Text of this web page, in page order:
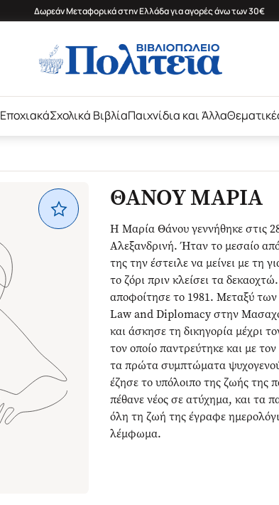
Δωρεάν Μεταφορικά στην Ελλάδα για αγορές άνω των 30€
ΕποχιακάΣχολικά ΒιβλίαΠαιχνίδια και Άλλα
ΘΑΝΟΥ ΜΑΡΙΑ
Η Μαρία Θάνου γεννήθηκε στις
Αλεξανδρινή. Ήταν το μεσαίο
της την έστειλε να μείνει με τη
το ζόρι πριν κλείσει τα
αποφοίτησε το 1981. Μεταξύ
Law and Diplomacy στην
και άσκησε τη δικηγορία μέχρι
τον οποίο παντρεύτηκε και με
τα πρώτα συμπτώματα
έζησε το υπόλοιπο της ζωής της
πέθανε νέος σε ατύχημα, και τα
όλη τη ζωή της έγραφε
λέμφωμα.